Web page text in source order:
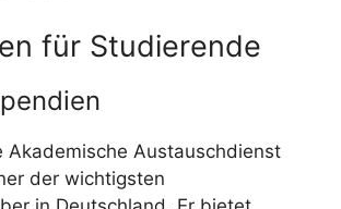
für Studierende
Akademische Austauschdienst
der wichtigsten